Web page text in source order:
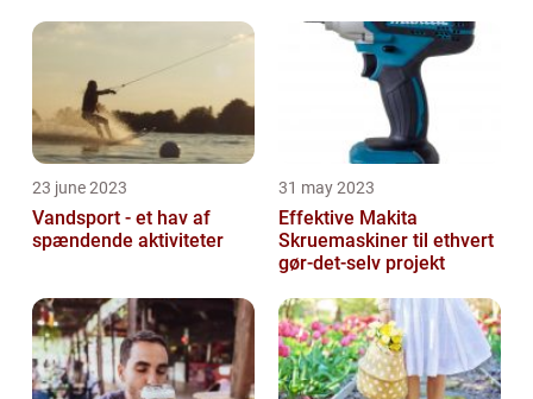
23 june 2023
Vandsport - et hav af
spændende aktiviteter
31 may 2023
Effektive Makita
Skruemaskiner til ethvert
gør-det-selv projekt